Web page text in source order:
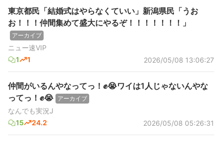
東京都民「結婚式はやらなくていい」新潟県民「うお
お！！！仲間集めて盛大にやるぞ！！！！！！！」
アーカイブ
ニュー速VIP
1
1 2026/05/08 13:06:27
仲間がいるんやなってっ！✊😭ワイは1人じゃないんやな
ってっ！✊😭 アーカイブ
なんでも実況J
15
24.2 2026/05/08 05:26:31